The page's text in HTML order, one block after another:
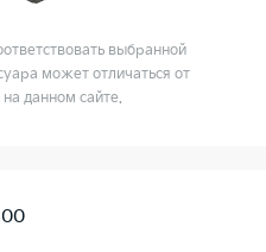
выбранной
может отличаться от
данном сайте.